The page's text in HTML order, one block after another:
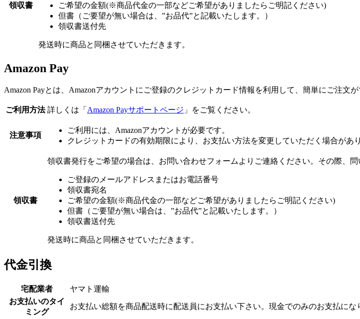
領収書
ご希望の金額(※商品代金の一部などご希望がありましたらご明記ください)
但書（ご要望が無い場合は、”お品代”と記載いたします。）
領収書送付先
発送時に商品と同梱させていただきます。
Amazon Pay
Amazon Payとは、Amazonアカウントにご登録のクレジットカード情報を利用して、簡単にご注文が
ご利用方法 詳しくは「 Amazon Payサポートページ 」をご覧ください。
注意事項
ご利用には、Amazonアカウントが必要です。
クレジットカードの有効期限により、お支払い方法を変更していただく場合があ
領収書
領収書発行をご希望の場合は、お問い合わせフォームよりご連絡ください。その際、
ご登録のメールアドレスまたはお電話番号
領収書宛名
ご希望の金額(※商品代金の一部などご希望がありましたらご明記ください)
但書（ご要望が無い場合は、”お品代”と記載いたします。）
領収書送付先
発送時に商品と同梱させていただきます。
代金引換
宅配業者
ヤマト運輸
お支払いのタイ
ミング
お支払い総額を商品配送時に配送員にお支払い下さい。現金でのみのお支払にな